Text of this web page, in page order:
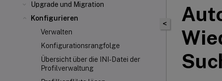
Upgrade und Migration
Konfigurieren
Verwalten
Konfigurationsrangfolge
Übersicht über die INI-Datei der
Profilverwaltung
<